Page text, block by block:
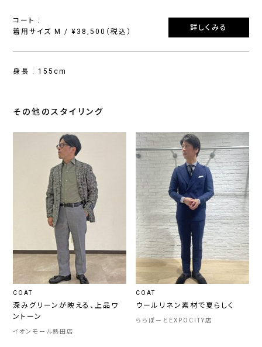
コート :
着用サイズ M / ¥38,500（税込）
詳しくみる
身長 : 155cm
その他のスタイリング
COAT
深みグリーンが映える、上品ワ
ントーン
イオンモール熱田店
COAT
ウールリネン素材で夏らしく
ららぽーとEXPOCITY店